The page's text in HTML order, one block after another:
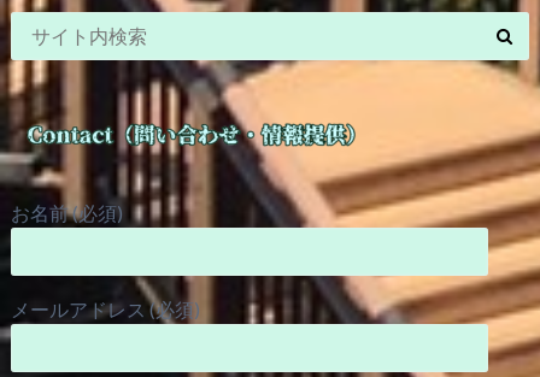
お名前 (必須)
メールアドレス (必須)